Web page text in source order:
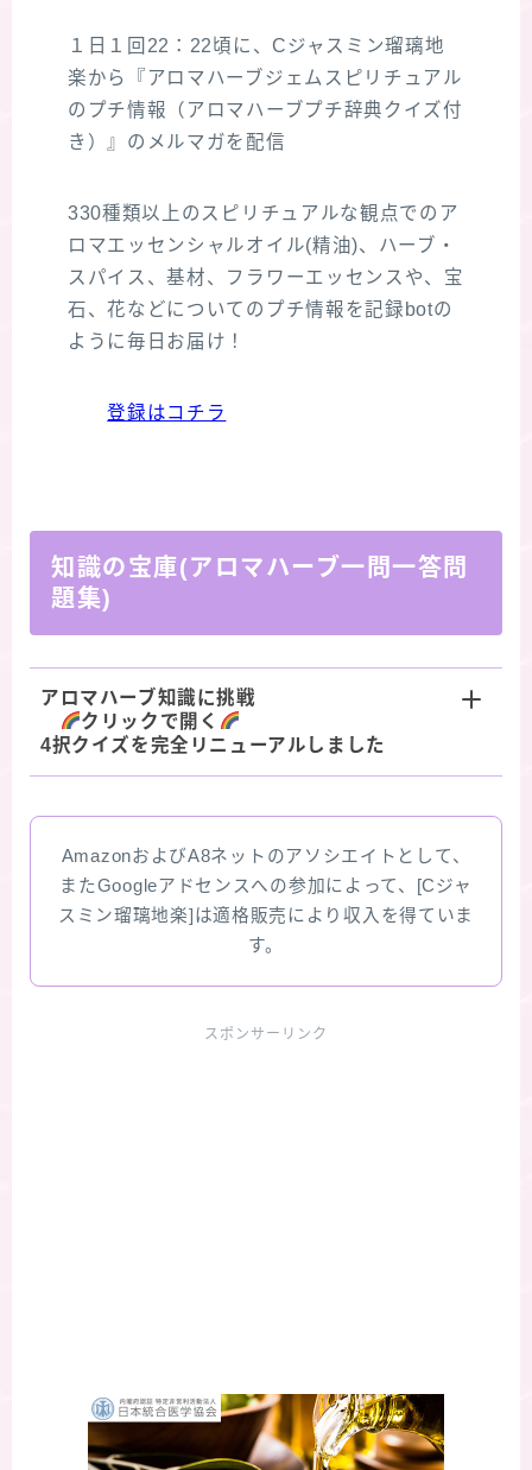
１日１回22：22頃に、Cジャスミン瑠璃地
楽から『アロマハーブジェムスピリチュアル
のプチ情報（アロマハーブプチ辞典クイズ付
き）』のメルマガを配信
330種類以上のスピリチュアルな観点でのア
ロマエッセンシャルオイル(精油)、ハーブ・
スパイス、基材、フラワーエッセンスや、宝
石、花などについてのプチ情報を記録botの
ように毎日お届け！
登録はコチラ
知識の宝庫(アロマハーブ一問一答問
題集)
アロマハーブ知識に挑戦
クリックで開く
4択クイズを完全リニューアルしました
AmazonおよびA8ネットのアソシエイトとして、
またGoogleアドセンスへの参加によって、[Cジャ
スミン瑠璃地楽]は適格販売により収入を得ていま
す。
スポンサーリンク